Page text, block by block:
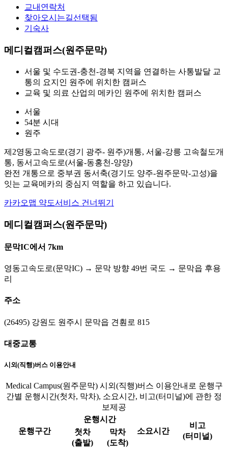
교내연락처
찾아오시는길선택됨
기숙사
메디컬캠퍼스(원주문막)
서울 및 수도권-충천-경북 지역을 연결하는 사통발달 교
통의 요지인 원주에 위치한 캠퍼스
교육 및 의료 산업의 메카인 원주에 위치한 캠퍼스
서울
54분 시대
원주
제2영동고속도로(경기 광주- 원주)개통, 서울-강릉 고속철도개
통, 동서고속도로(서울-동홍천-양양)
완전 개통으로 중부권 동서축(경기도 양주-원주문막-고성)을
잇는 교육메카의 중심지 역할을 하고 있습니다.
카카오맵 약도서비스 건너뛰기
메디컬캠퍼스(원주문막)
문막IC에서 7km
영동고속도로(문막IC) → 문막 방향 49번 국도 → 문막읍 후용
리
주소
(26495) 강원도 원주시 문막읍 견훤로 815
대중교통
시외(직행)버스 이용안내
Medical Campus(원주문막) 시외(직행)버스 이용안내로 운행구
간별 운행시간(첫차, 막차), 소요시간, 비고(터미널)에 관한 정
보제공
운행구간
운행시간
소요시간
비고
(터미널)
첫차
(출발)
막차
(도착)